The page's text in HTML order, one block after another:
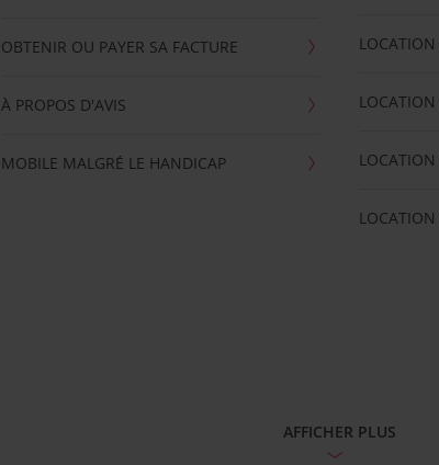
OBTENIR OU PAYER SA FACTURE
À PROPOS D'AVIS
MOBILE MALGRÉ LE HANDICAP LOCATION
AFFICHER PLUS